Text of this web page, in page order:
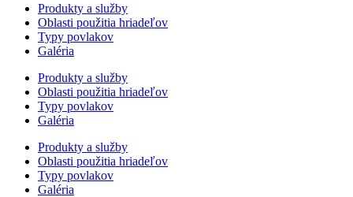
Produkty a služby
Oblasti použitia hriadeľov
Typy povlakov
Galéria
Produkty a služby
Oblasti použitia hriadeľov
Typy povlakov
Galéria
Produkty a služby
Oblasti použitia hriadeľov
Typy povlakov
Galéria